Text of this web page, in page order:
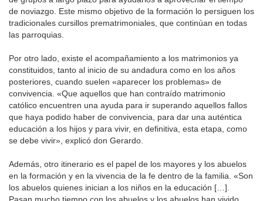
de noviazgo. Este mismo objetivo de la formación lo persiguen los
tradicionales cursillos prematrimoniales, que continúan en todas
las parroquias.
Por otro lado, existe el acompañamiento a los matrimonios ya
constituidos, tanto al inicio de su andadura como en los años
posteriores, cuando suelen «aparecer los problemas» de
convivencia. «Que aquellos que han contraído matrimonio
católico encuentren una ayuda para ir superando aquellos fallos
que haya podido haber de convivencia, para dar una auténtica
educación a los hijos y para vivir, en definitiva, esta etapa, como
se debe vivir», explicó don Gerardo.
Además, otro itinerario es el papel de los mayores y los abuelos
en la formación y en la vivencia de la fe dentro de la familia. «Son
los abuelos quienes inician a los niños en la educación […].